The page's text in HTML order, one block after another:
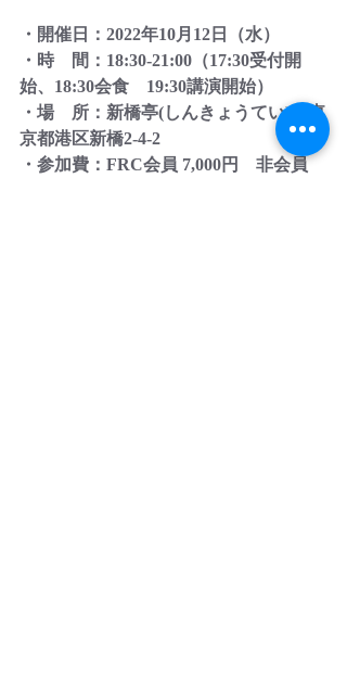
・開催日：2022年10月12日（水）
・時　間：18:30-21:00（17:30受付開
始、18:30会食　19:30講演開始）
・場　所：新橋亭(しんきょうてい)　東
京都港区新橋2-4-2
・参加費：FRC会員 7,000円　非会員